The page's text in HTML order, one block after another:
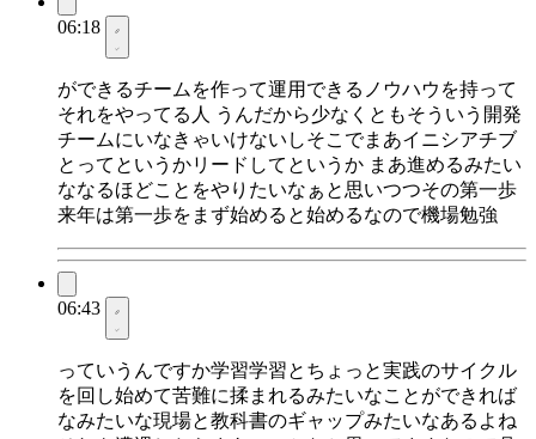
06:18
ができるチームを作って運用できるノウハウを持って
それをやってる人 うんだから少なくともそういう開発
チームにいなきゃいけないしそこでまあイニシアチブ
とってというかリードしてというか まあ進めるみたい
ななるほどことをやりたいなぁと思いつつその第一歩
来年は第一歩をまず始めると始めるなので機場勉強
06:43
っていうんですか学習学習とちょっと実践のサイクル
を回し始めて苦難に揉まれるみたいなことができれば
なみたいな現場と教科書のギャップみたいなあるよね